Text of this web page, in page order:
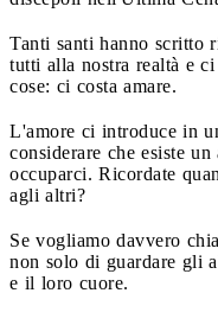
Tanti santi hanno scritto
tutti alla nostra realtà e
cose: ci costa amare.
L'amore ci introduce in
considerare che esiste
occuparci. Ricordate
agli altri?
Se vogliamo davvero
non solo di guardare gli
e il loro cuore.